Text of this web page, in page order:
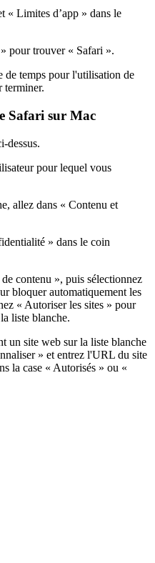
« Limites d’app » dans le
pour trouver « Safari ».
temps pour l'utilisation de
terminer.
Safari sur Mac
dessus.
pour lequel vous
allez dans « Contenu et
» dans le coin
contenu », puis sélectionnez
bloquer automatiquement les
« Autoriser les sites » pour
liste blanche.
un site web sur la liste blanche
» et entrez l'URL du site
la case « Autorisés » ou «